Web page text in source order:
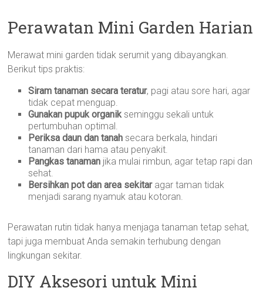
Perawatan Mini Garden Harian
Merawat mini garden tidak serumit yang dibayangkan.
Berikut tips praktis:
Siram tanaman secara teratur, pagi atau sore hari, agar
tidak cepat menguap.
Gunakan pupuk organikseminggu sekali untuk
pertumbuhan optimal.
Periksa daun dan tanah secara berkala, hindari
tanaman dari hama atau penyakit.
Pangkas tanaman jika mulai rimbun, agar tetap rapi dan
sehat.
Bersihkan pot dan area sekitaragar taman tidak
menjadi sarang nyamuk atau kotoran.
Perawatan rutin tidak hanya menjaga tanaman tetap sehat,
tapi juga membuat Anda semakin terhubung dengan
lingkungan sekitar.
DIY Aksesori untuk Mini